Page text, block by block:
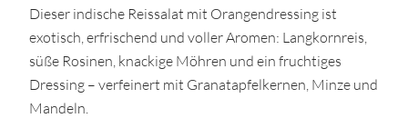
Dieser indische Reissalat mit Orangendressing ist
exotisch, erfrischend und voller Aromen: Langkornreis,
süße Rosinen, knackige Möhren und ein fruchtiges
Dressing – verfeinert mit Granatapfelkernen, Minze und
Mandeln.